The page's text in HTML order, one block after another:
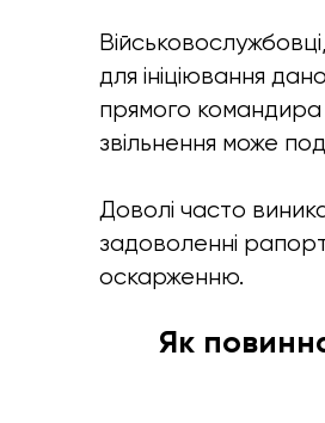
для ініціювання
прямого командира
звільнення може
Доволі часто
задоволенні
оскарженню.
Як